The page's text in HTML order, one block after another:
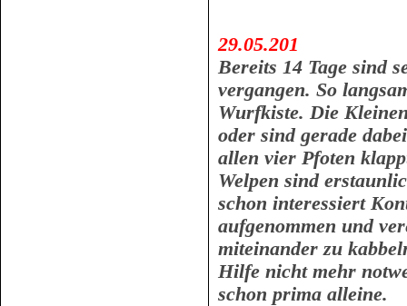
29.05.201
Bereits 14 Tage sind
vergangen. So
Wurfkiste. Die
oder sind gerade
allen vier Pfoten
Welpen sind
schon interessiert
aufgenommen und
miteinander zu
Hilfe nicht mehr
schon prima alleine.